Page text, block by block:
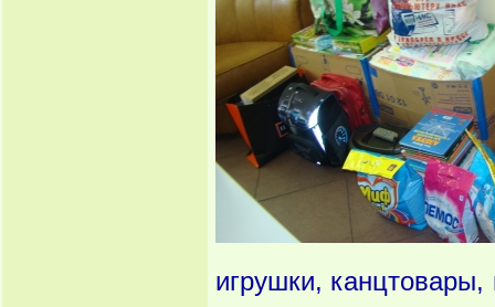
игрушки, канцтовары,